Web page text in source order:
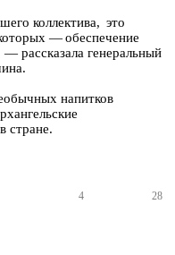
коллектива, это
— обеспечение
рассказала генеральный
напитков
стране.
4 28